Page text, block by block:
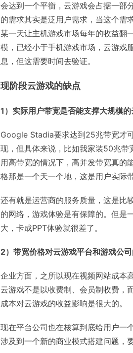
会达到一个平衡，云游戏会占据一部
的需求其实是泛用户需求，当这个需
某一天让主机游戏市场每年的收益翻
模，已经小于手机游戏市场，云游戏
息，但这需要时间去验证。
现阶段云游戏的缺点
1）实际用户带宽是否能支撑大规模的
Google Stadia要求达到25兆带宽才
现，但具体来说，比如我家装50兆
用高带宽的情况下，高并发带宽真的
格那是一个天一个地，这是用户实际
还有就是运营商的服务质量，这是比
的网络，游戏体验是有保障的。但是
大，卡成PPT体验就很差了。
2）带宽价格对云游戏平台和游戏公
企业方面，之所以现在视频网站成本
云游戏不是以收费制、会员制收费，
成本对云游戏的收益影响是很大的。
现在平台公司也在核算到底给用户一
涉及到一个新的商业模式搭建问题，